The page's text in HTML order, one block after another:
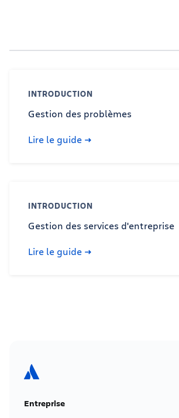
INTRODUCTION
Gestion des problèmes
Lire le guide
INTRODUCTION
Gestion des services d'entreprise
Lire le guide
Entreprise